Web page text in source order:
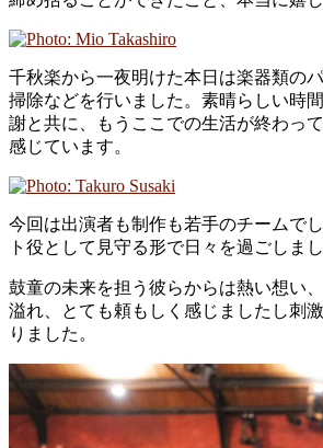
千秋楽から一夜明けた本日は楽器類の
掃除などを行いました。素晴らしい時
謝と共に、もうここでの生活が終わっ
感じています。
今回は出演者も制作も若手のチームで
ト役として見守る形で日々を過ごしまし
鼓童の未来を担う彼らからは熱い想い
溢れ、とても頼もしく感じましたし刺
りました。